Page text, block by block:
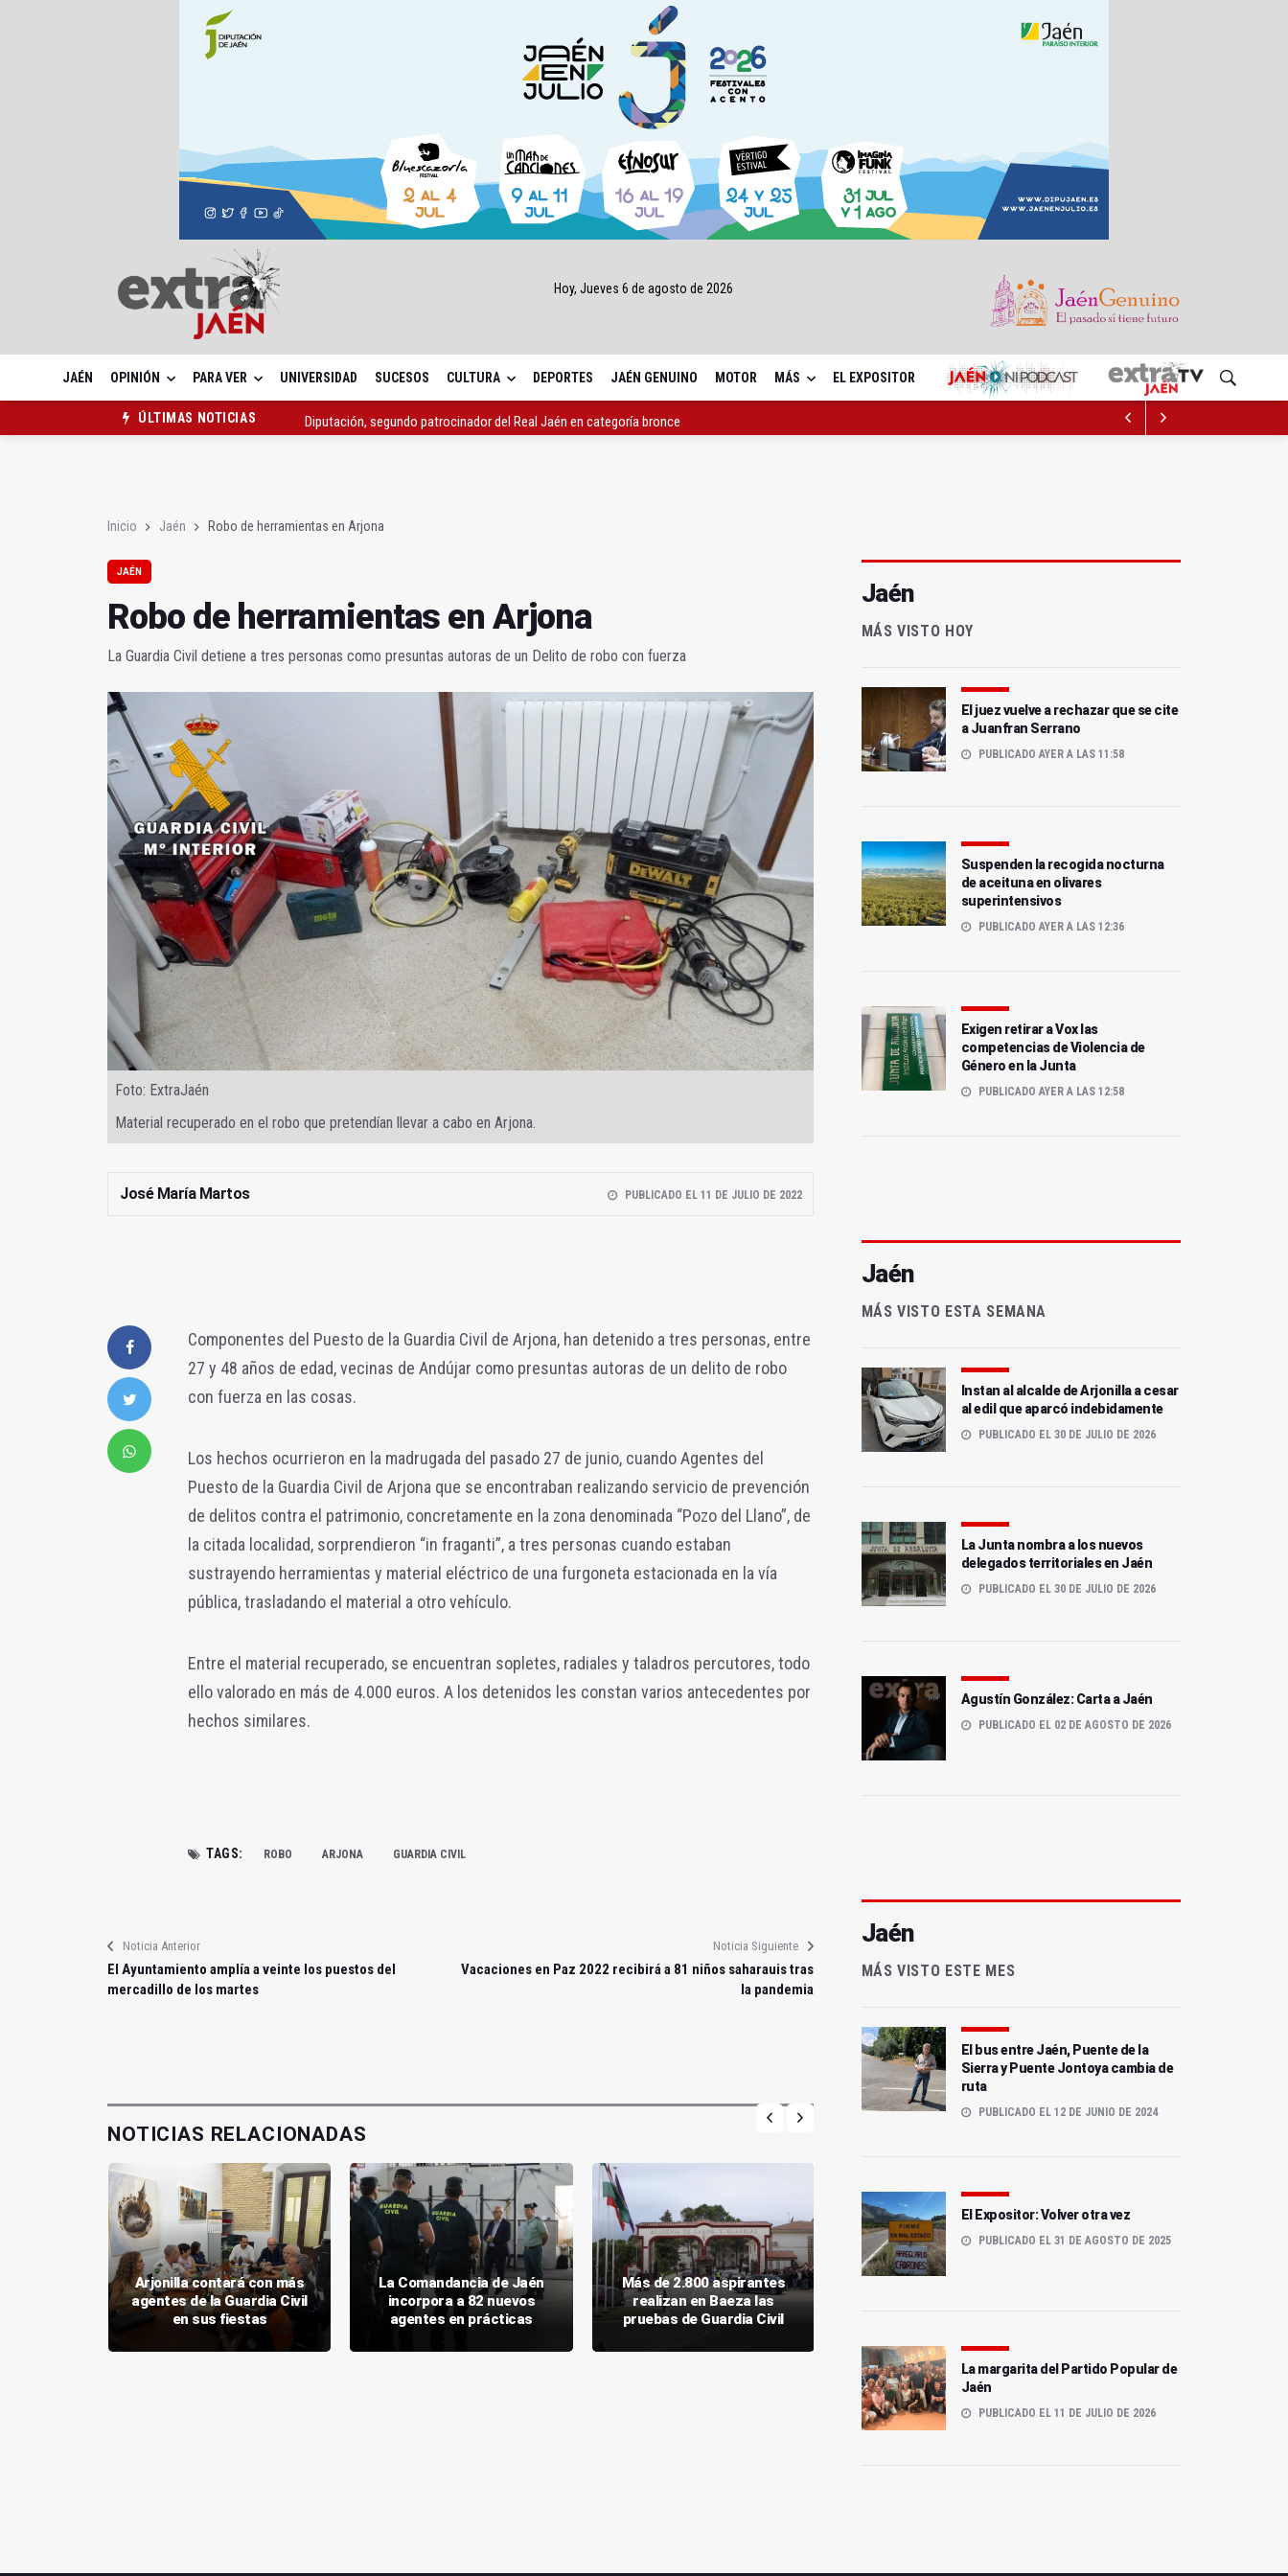
Hoy, Jueves 6 de agosto de 2026
JAÉN OPINIÓN PARA VER UNIVERSIDAD SUCESOS CULTURA DEPORTES JAÉN GENUINO MOTOR MÁS EL EXPOSITOR
ÚLTIMAS NOTICIAS
Diputación, segundo patrocinador del Real Jaén en categoría bronce
Inicio Jaén Robo de herramientas en Arjona
JAÉN
Robo de herramientas en Arjona
La Guardia Civil detiene a tres personas como presuntas autoras de un Delito de robo con fuerza
Foto: ExtraJaén
Material recuperado en el robo que pretendían llevar a cabo en Arjona.
José María Martos PUBLICADO EL 11 DE JULIO DE 2022
Componentes del Puesto de la Guardia Civil de Arjona, han detenido a tres personas, entre
27 y 48 años de edad, vecinas de Andújar como presuntas autoras de un delito de robo
con fuerza en las cosas.
Los hechos ocurrieron en la madrugada del pasado 27 de junio, cuando Agentes del
Puesto de la Guardia Civil de Arjona que se encontraban realizando servicio de prevención
de delitos contra el patrimonio, concretamente en la zona denominada “Pozo del Llano”, de
la citada localidad, sorprendieron “in fraganti”, a tres personas cuando estaban
sustrayendo herramientas y material eléctrico de una furgoneta estacionada en la vía
pública, trasladando el material a otro vehículo.
Entre el material recuperado, se encuentran sopletes, radiales y taladros percutores, todo
ello valorado en más de 4.000 euros. A los detenidos les constan varios antecedentes por
hechos similares.
TAGS: ROBO ARJONA GUARDIA CIVIL
Noticia Anterior
El Ayuntamiento amplía a veinte los puestos del
mercadillo de los martes
Noticia Siguiente
Vacaciones en Paz 2022 recibirá a 81 niños saharauis tras
la pandemia
NOTICIAS RELACIONADAS
Arjonilla contará con más
agentes de la Guardia Civil
en sus fiestas
La Comandancia de Jaén
incorpora a 82 nuevos
agentes en prácticas
Más de 2.800 aspirantes
realizan en Baeza las
pruebas de Guardia Civil
Jaén
MÁS VISTO HOY
El juez vuelve a rechazar que se cite
a Juanfran Serrano
PUBLICADO AYER A LAS 11:58
Suspenden la recogida nocturna
de aceituna en olivares
superintensivos
PUBLICADO AYER A LAS 12:36
Exigen retirar a Vox las
competencias de Violencia de
Género en la Junta
PUBLICADO AYER A LAS 12:58
Jaén
MÁS VISTO ESTA SEMANA
Instan al alcalde de Arjonilla a cesar
al edil que aparcó indebidamente
PUBLICADO EL 30 DE JULIO DE 2026
La Junta nombra a los nuevos
delegados territoriales en Jaén
PUBLICADO EL 30 DE JULIO DE 2026
Agustín González: Carta a Jaén
PUBLICADO EL 02 DE AGOSTO DE 2026
Jaén
MÁS VISTO ESTE MES
El bus entre Jaén, Puente de la
Sierra y Puente Jontoya cambia de
ruta
PUBLICADO EL 12 DE JUNIO DE 2024
El Expositor: Volver otra vez
PUBLICADO EL 31 DE AGOSTO DE 2025
La margarita del Partido Popular de
Jaén
PUBLICADO EL 11 DE JULIO DE 2026